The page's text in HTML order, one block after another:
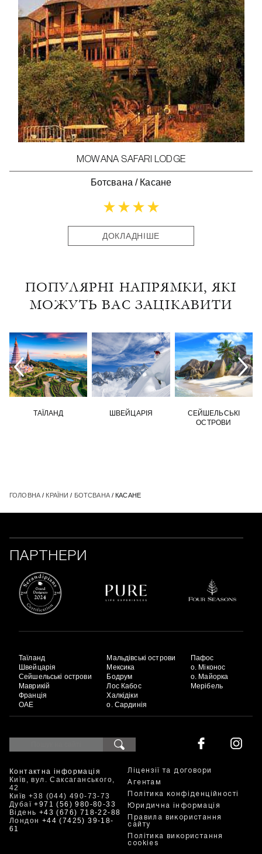
MOWANA SAFARI LODGE
Ботсвана / Касане
ДОКЛАДНІШЕ
ПОПУЛЯРНІ НАПРЯМКИ, ЯКІ
МОЖУТЬ ВАС ЗАЦІКАВИТИ
ТАЇЛАНД ШВЕЙЦАРІЯ
СЕЙШЕЛЬСЬКІ
ОСТРОВИ
ГОЛОВНА/ КРАЇНИ / БОТСВАНА/ КАСАНЕ
ПАРТНЕРИ
Таїланд
Швейцарія
Сейшельські острови
Маврикій
Франція
ОАЕ
Мальдівські острови
Мексика
Бодрум
Лос Кабос
Халкідіки
о. Сардинія
Пафос
о. Міконос
о. Майорка
Мерібель
Контактна інформація
Київ, вул. Саксаганського,
42
Київ +38 (044) 490-73-73
Дубаї+971 (56) 980-80-33
Відень +43 (676) 718-22-88
Лондон +44 (7425) 39-18-
61
Ліцензії та договори
Агентам
Політика конфіденційності
Юридична інформація
Правила використання
сайту
Політика використання
cookies